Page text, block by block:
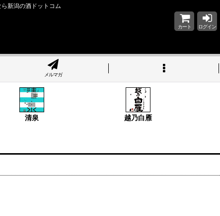
新潟の酒ドットコム
カート ログイン
メルマガ
清泉 越乃白雁